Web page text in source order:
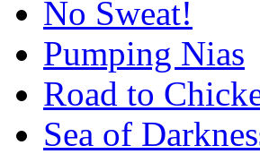
No Sweat!
Pumping Nias
Road to
Sea of